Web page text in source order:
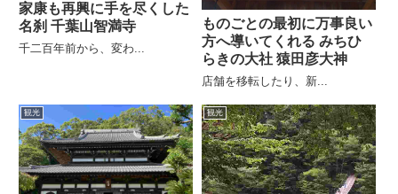
家康も再興に手を尽くした
名刹 千葉山智満寺
千二百年前から、変わ...
ものごとの最初に万事良い
方へ導いてくれる みちひ
らきの大社 猿田彦大神
店舗を移転したり、新...
観光 観光